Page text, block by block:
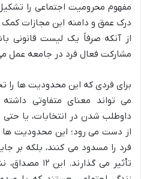
مفهوم محرومیت اجتماعی را
درک عمق و دامنه این مجازات کمک
از آنکه صرفاً یک لیست قانونی
مشارکت فعال فرد در جامعه عمل
برای فردی که این محدودیت ها را
می تواند معنای متفاوتی
داوطلب شدن در انتخابات، یا
از دست می رود؛ این محدودیت ها
فرد را مسدود می کنند، بلکه بر
تأثیر می